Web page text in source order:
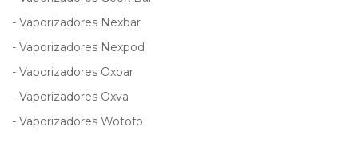
- Vaporizadores Nexbar
- Vaporizadores Nexpod
- Vaporizadores Oxbar
- Vaporizadores Oxva
- Vaporizadores Wotofo